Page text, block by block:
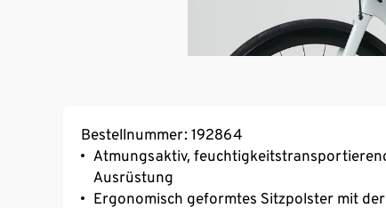
Bestellnummer: 192864
Atmungsaktiv,
Ausrüstung
Ergonomisch geformtes Sitzpolster mit